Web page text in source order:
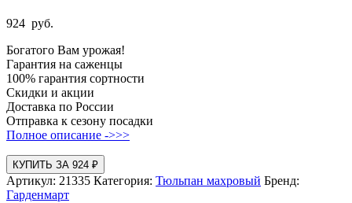
924 руб.
Богатого Вам урожая!
Гарантия на саженцы
100% гарантия сортности
Скидки и акции
Доставка по России
Отправка к сезону посадки
Полное описание ->>>
КУПИТЬ ЗА 924 ₽
Артикул: 21335 Категория: Тюльпан махровый Бренд:
Гарденмарт